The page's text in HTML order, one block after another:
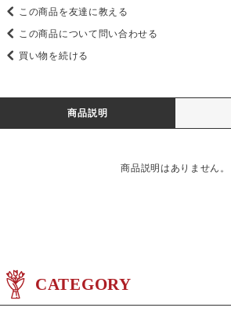
この商品を友達に教える
この商品について問い合わせる
買い物を続ける
商品説明
商品説明はありません。
CATEGORY